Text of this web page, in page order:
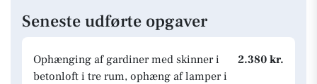
Seneste udførte opgaver
Ophænging af gardiner med skinner i
betonloft i tre rum, ophæng af lamper i
2.380 kr.